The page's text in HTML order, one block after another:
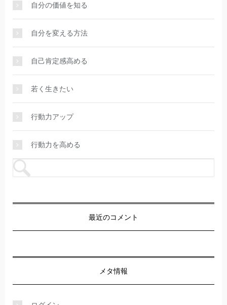
自分の価値を知る
自分を変える方法
自己肯定感高める
若く生きたい
行動力アップ
行動力を高める
最近のコメント
メタ情報